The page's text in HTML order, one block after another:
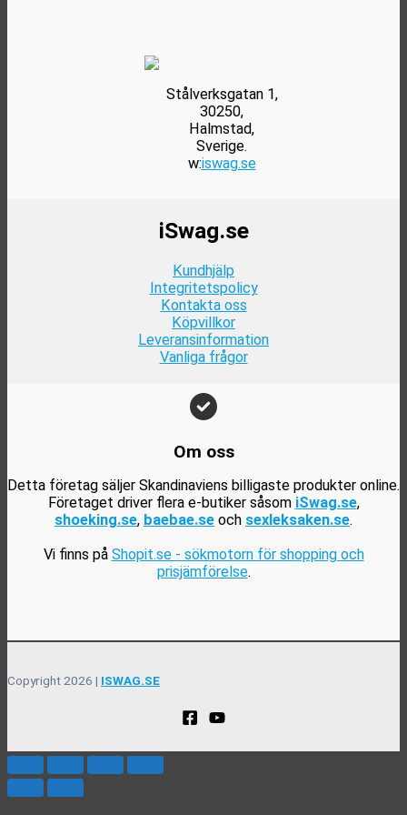
Stålverksgatan 1,
30250,
Halmstad,
Sverige.
w:iswag.se
iSwag.se
Kundhjälp
Integritetspolicy
Kontakta oss
Köpvillkor
Leveransinformation
Vanliga frågor
Om oss
Detta företag säljer Skandinaviens billigaste produkter online.
Företaget driver flera e-butiker såsom iSwag.se,
shoeking.se, baebae.se och sexleksaken.se.
Vi finns på Shopit.se - sökmotorn för shopping och
prisjämförelse.
Copyright 2026 | ISWAG.SE